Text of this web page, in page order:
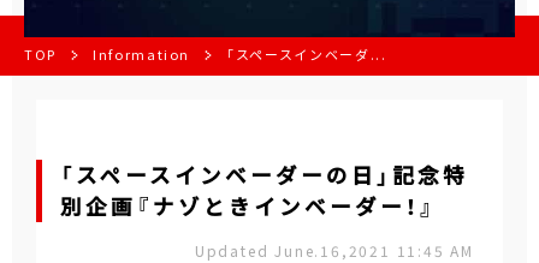
TOP Information 「スペースインベーダ...
「スペースインベーダーの日」記念特
別企画『ナゾときインベーダー！』
Updated June.16,2021 11:45 AM